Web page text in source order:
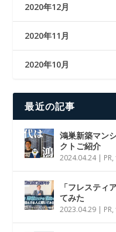
2020年12月
2020年11月
2020年10月
最近の記事
鴻巣新築マン
クトご紹介
2024.04.24| PR,
「フレスティ
てみた
2023.04.29 | PR,